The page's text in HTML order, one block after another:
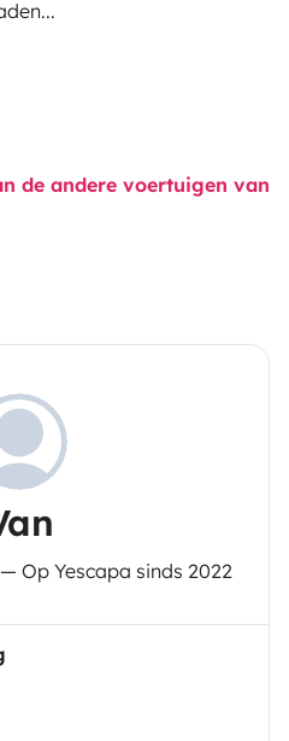
de andere voertuigen van
Op Yescapa sinds 2022